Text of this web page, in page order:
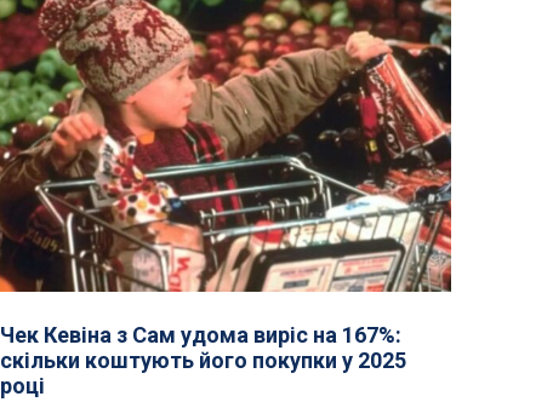
Чек Кевіна з Сам удома виріс на 167%:
скільки коштують його покупки у 2025
році